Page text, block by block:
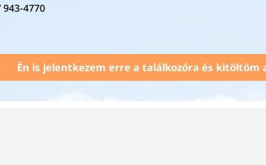
943-4770
Én is jelentkezem erre a találkozóra és kitöltöm